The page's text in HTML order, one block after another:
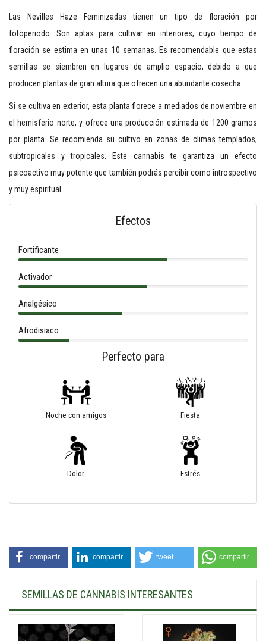
Las Nevilles Haze Feminizadas tienen un tipo de floración por
fotoperiodo. Son aptas para cultivar en interiores, cuyo tiempo de
floración se estima en unas 10 semanas. Es recomendable que estas
semillas se siembren en lugares de amplio espacio, debido a que
producen plantas de gran altura que ofrecen una abundante cosecha.
Si se cultiva en exterior, esta planta florece a mediados de noviembre en
el hemisferio norte, y ofrece una producción estimada de 1200 gramos
por planta. Se recomienda su cultivo en zonas de climas templados,
subtropicales y tropicales. Este cannabis te garantiza un efecto
psicoactivo muy potente que también podrás percibir como introspectivo
y muy espiritual.
Efectos
Fortificante
Activador
Analgésico
Afrodisiaco
Perfecto para
Noche con amigos Fiesta
Dolor Estrés
compartir compartir tweet compartir
SEMILLAS DE CANNABIS INTERESANTES